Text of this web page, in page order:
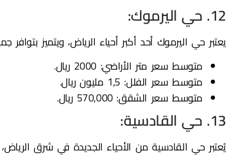
12. حي اليرموك:
يعتبر حي اليرموك أحد أكبر أحياء الرياض، ويتميز بتوافر
متوسط سعر متر الأراضي: 2000 ريال.
متوسط سعر الفلل: 1,5 مليون ريال.
متوسط سعر الشقق: 570,000 ريال.
13. حي القادسية:
يُعتبر حي القادسية من الأحياء الجديدة في شرق